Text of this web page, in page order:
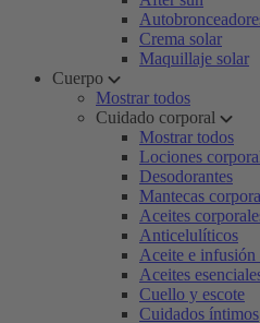
Crema solar
Maquillaje solar
Cuerpo
Mostrar todos
Cuidado corporal
Mostrar todos
Lociones
Desodorantes
Mantecas
Aceites
Anticelulíticos
Aceite e infusión
Aceites
Cuello y escote
Cuidados íntimos